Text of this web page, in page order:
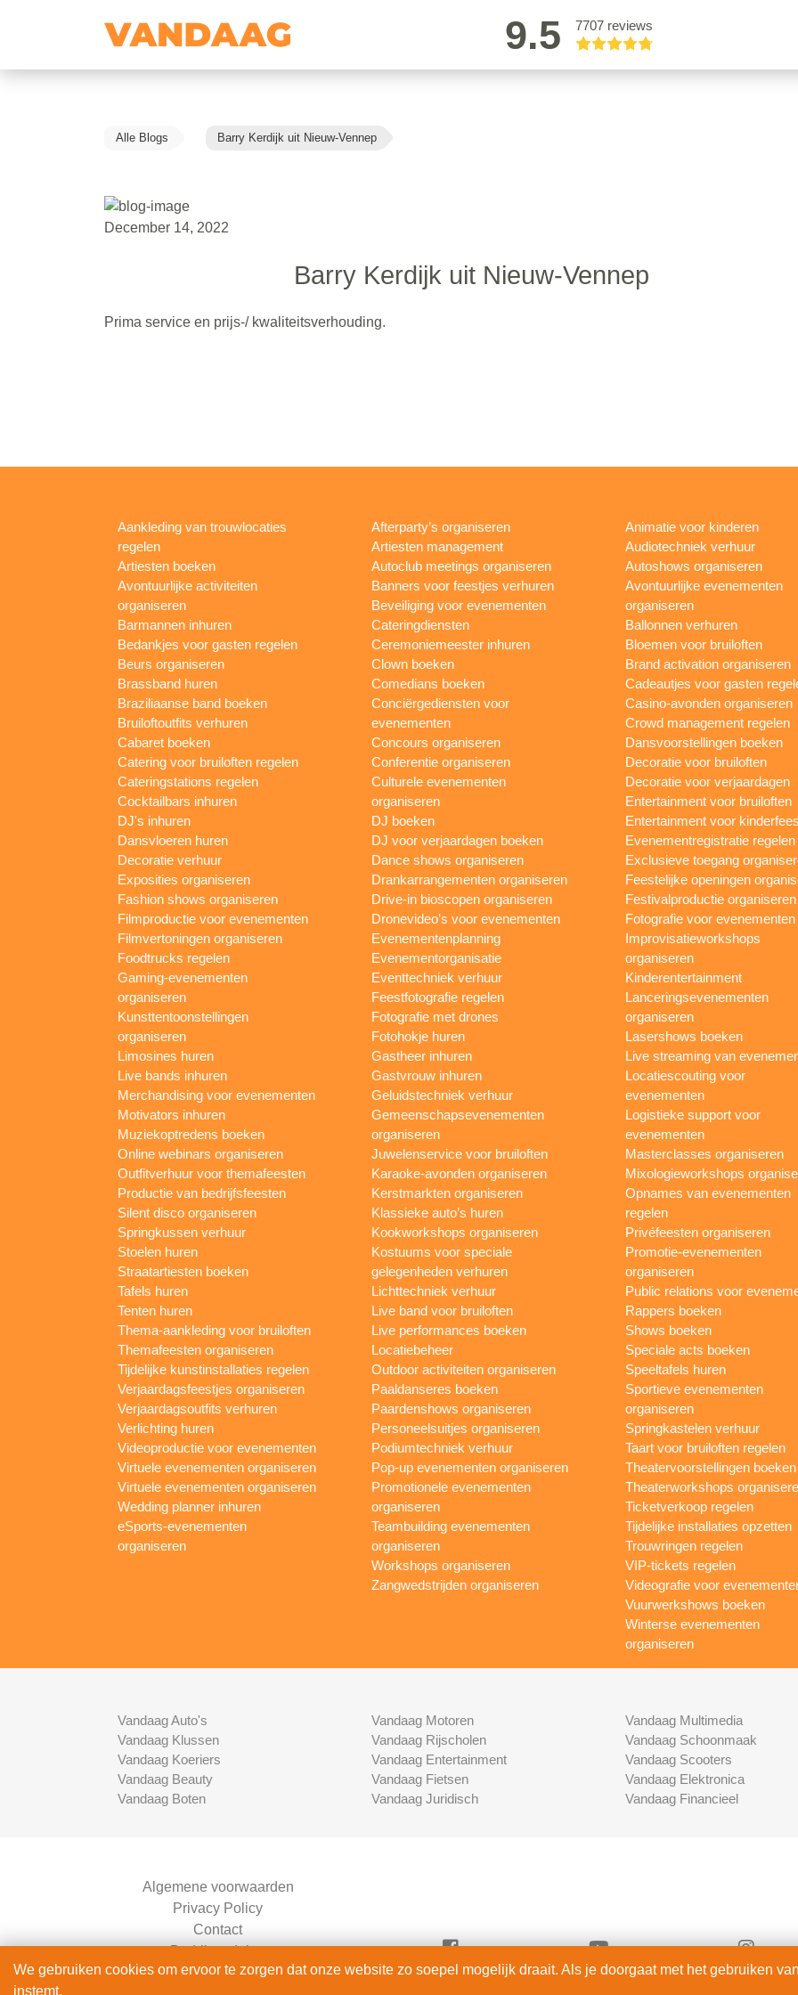
9.5 7707 reviews
Alle Blogs Barry Kerdijk uit Nieuw-Vennep
December 14, 2022
Barry Kerdijk uit Nieuw-Vennep
Prima service en prijs-/ kwaliteitsverhouding.
Aankleding van trouwlocaties
regelen
Artiesten boeken
Avontuurlijke activiteiten
organiseren
Barmannen inhuren
Bedankjes voor gasten regelen
Beurs organiseren
Brassband huren
Braziliaanse band boeken
Bruiloftoutfits verhuren
Cabaret boeken
Catering voor bruiloften regelen
Cateringstations regelen
Cocktailbars inhuren
DJ's inhuren
Dansvloeren huren
Decoratie verhuur
Exposities organiseren
Fashion shows organiseren
Filmproductie voor evenementen
Filmvertoningen organiseren
Foodtrucks regelen
Gaming-evenementen
organiseren
Kunsttentoonstellingen
organiseren
Limosines huren
Live bands inhuren
Merchandising voor evenementen
Motivators inhuren
Muziekoptredens boeken
Online webinars organiseren
Outfitverhuur voor themafeesten
Productie van bedrijfsfeesten
Silent disco organiseren
Springkussen verhuur
Stoelen huren
Straatartiesten boeken
Tafels huren
Tenten huren
Thema-aankleding voor bruiloften
Themafeesten organiseren
Tijdelijke kunstinstallaties regelen
Verjaardagsfeestjes organiseren
Verjaardagsoutfits verhuren
Verlichting huren
Videoproductie voor evenementen
Virtuele evenementen organiseren
Virtuele evenementen organiseren
Wedding planner inhuren
eSports-evenementen
organiseren
Afterparty’s organiseren
Artiesten management
Autoclub meetings organiseren
Banners voor feestjes verhuren
Beveiliging voor evenementen
Cateringdiensten
Ceremoniemeester inhuren
Clown boeken
Comedians boeken
Conciërgediensten voor
evenementen
Concours organiseren
Conferentie organiseren
Culturele evenementen
organiseren
DJ boeken
DJ voor verjaardagen boeken
Dance shows organiseren
Drankarrangementen organiseren
Drive-in bioscopen organiseren
Dronevideo’s voor evenementen
Evenementenplanning
Evenementorganisatie
Eventtechniek verhuur
Feestfotografie regelen
Fotografie met drones
Fotohokje huren
Gastheer inhuren
Gastvrouw inhuren
Geluidstechniek verhuur
Gemeenschapsevenementen
organiseren
Juwelenservice voor bruiloften
Karaoke-avonden organiseren
Kerstmarkten organiseren
Klassieke auto’s huren
Kookworkshops organiseren
Kostuums voor speciale
gelegenheden verhuren
Lichttechniek verhuur
Live band voor bruiloften
Live performances boeken
Locatiebeheer
Outdoor activiteiten organiseren
Paaldanseres boeken
Paardenshows organiseren
Personeelsuitjes organiseren
Podiumtechniek verhuur
Pop-up evenementen organiseren
Promotionele evenementen
organiseren
Teambuilding evenementen
organiseren
Workshops organiseren
Zangwedstrijden organiseren
Animatie voor kinderen
Audiotechniek verhuur
Autoshows organiseren
Avontuurlijke evenementen
organiseren
Ballonnen verhuren
Bloemen voor bruiloften
Brand activation organiseren
Cadeautjes voor gasten
Casino-avonden organiseren
Crowd management regelen
Dansvoorstellingen boeken
Decoratie voor bruiloften
Decoratie voor verjaardagen
Entertainment voor bruiloften
Entertainment voor
Evenementregistratie regelen
Exclusieve toegang
Feestelijke openingen
Festivalproductie organiseren
Fotografie voor evenementen
Improvisatieworkshops
organiseren
Kinderentertainment
Lanceringsevenementen
organiseren
Lasershows boeken
Live streaming van
Locatiescouting voor
evenementen
Logistieke support voor
evenementen
Masterclasses organiseren
Mixologieworkshops
Opnames van evenementen
regelen
Privéfeesten organiseren
Promotie-evenementen
organiseren
Public relations voor
Rappers boeken
Shows boeken
Speciale acts boeken
Speeltafels huren
Sportieve evenementen
organiseren
Springkastelen verhuur
Taart voor bruiloften regelen
Theatervoorstellingen boeken
Theaterworkshops
Ticketverkoop regelen
Tijdelijke installaties opzetten
Trouwringen regelen
VIP-tickets regelen
Videografie voor
Vuurwerkshows boeken
Winterse evenementen
organiseren
Vandaag Auto's
Vandaag Klussen
Vandaag Koeriers
Vandaag Beauty
Vandaag Boten
Vandaag Motoren
Vandaag Rijscholen
Vandaag Entertainment
Vandaag Fietsen
Vandaag Juridisch
Vandaag Multimedia
Vandaag Schoonmaak
Vandaag Scooters
Vandaag Elektronica
Vandaag Financieel
Algemene voorwaarden
Privacy Policy
Contact
Bedrijven Inlog
We gebruiken cookies om ervoor te zorgen dat onze website zo soepel mogelijk draait. Als je doorgaat met het gebruiken
instemt.